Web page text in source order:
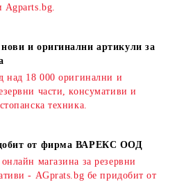
Agparts.bg.
и оригинални артикули за
над 18 000 оригинални и
части, консумативи и
техника.
от фирма ВАРЕКС ООД
магазина за резервни
- AGprats.bg бе придобит от